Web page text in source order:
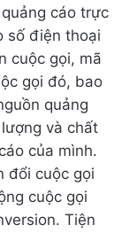
cáo trực
số điện thoại
cuộc gọi, mã
gọi đó, bao
quảng
và chất
của mình.
đổi cuộc gọi
cuộc gọi
Tiện